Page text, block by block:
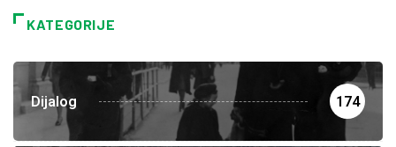
KATEGORIJE
Dijalog 174